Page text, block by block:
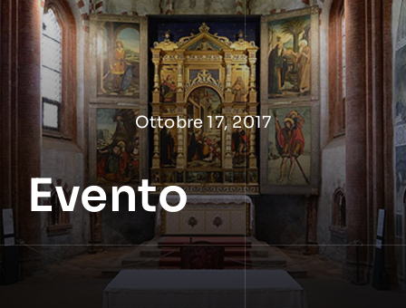
Salta
contenuto
Ottobre 17, 2017
Evento